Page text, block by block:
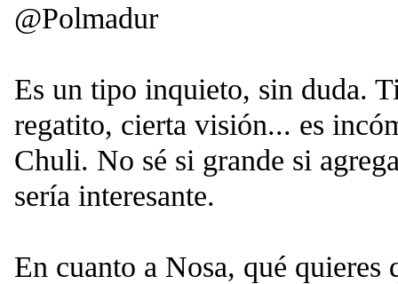
@Polmadur
Es un tipo inquieto, sin duda.
regatito, cierta visión... es
Chuli. No sé si grande si
sería interesante.
En cuanto a Nosa, qué